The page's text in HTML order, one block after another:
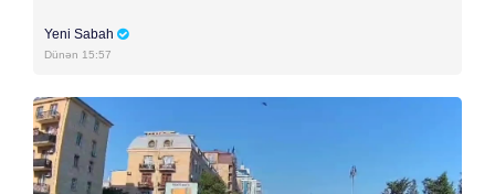
Yeni Sabah
Dünən 15:57